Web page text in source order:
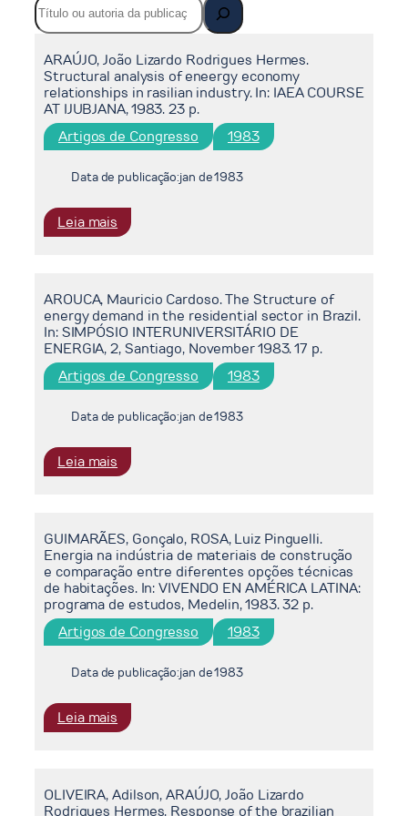
ARAÚJO, João Lizardo Rodrigues Hermes.
Structural analysis of eneergy economy
relationships in rasilian industry. In: IAEA COURSE
AT IJUBJANA, 1983. 23 p.
Artigos de Congresso 1983
Data de publicação:jan de 1983
Leia mais
ARAÚJO,
Rodrigues
Hermes.
Structural
analysis
of
economy
rasilian
IAEA
COURSE
AT
IJUBJANA,
1983.
23
AROUCA, Mauricio Cardoso. The Structure of
energy demand in the residential sector in Brazil.
In: SIMPÓSIO INTERUNIVERSITÁRIO DE
ENERGIA, 2, Santiago, November 1983. 17 p.
Artigos de Congresso 1983
Data de publicação:jan de 1983
Leia mais
AROUCA,
The
Structure
of
energy
demand
in
residential
sector
in
INTERUNIVERSITÁRIO
GUIMARÃES, Gonçalo, ROSA, Luiz Pinguelli.
Energia na indústria de materiais de construção
e comparação entre diferentes opções técnicas
de habitações. In: VIVENDO EN AMÉRICA LATINA:
programa de estudos, Medelin, 1983. 32 p.
Artigos de Congresso 1983
Data de publicação:jan de 1983
Leia mais
GUIMARÃES,
Luiz
OLIVEIRA, Adilson, ARAÚJO, João Lizardo
Rodrigues Hermes. Response of the brazilian